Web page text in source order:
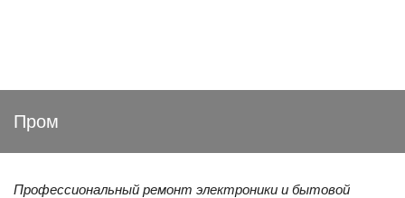
Пром
Профессиональный ремонт электроники и бытовой